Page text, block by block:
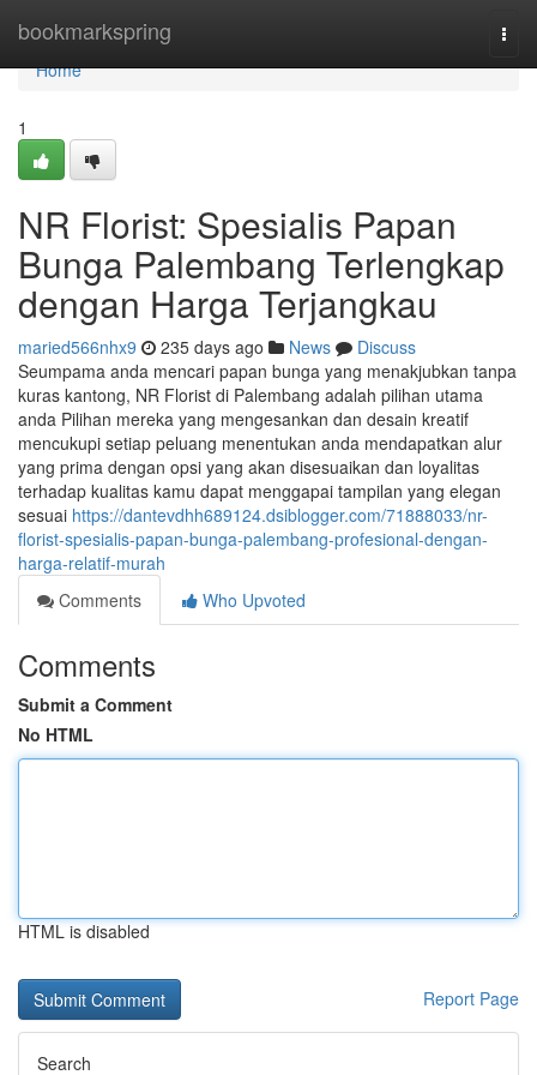
bookmarkspring
Home
Home
1
NR Florist: Spesialis Papan
Bunga Palembang Terlengkap
dengan Harga Terjangkau
maried566nhx9 235 days ago News
Discuss
Seumpama anda mencari papan bunga yang menakjubkan tanpa
kuras kantong, NR Florist di Palembang adalah pilihan utama
anda Pilihan mereka yang mengesankan dan desain kreatif
mencukupi setiap peluang menentukan anda mendapatkan alur
yang prima dengan opsi yang akan disesuaikan dan loyalitas
terhadap kualitas kamu dapat menggapai tampilan yang elegan
sesuai https://dantevdhh689124.dsiblogger.com/71888033/nr-
florist-spesialis-papan-bunga-palembang-profesional-dengan-
harga-relatif-murah
Comments
Who Upvoted
Comments
Submit a Comment
No HTML
HTML is disabled
Report Page
Search